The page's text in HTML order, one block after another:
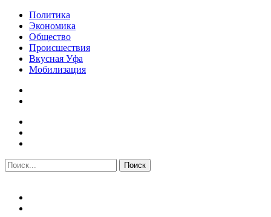
Политика
Экономика
Общество
Происшествия
Вкусная Уфа
Мобилизация